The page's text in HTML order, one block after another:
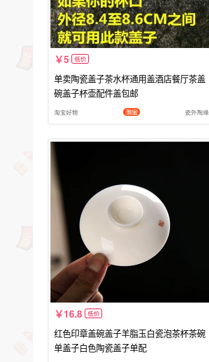
5 低价
单卖陶瓷盖子茶水杯通用盖酒店餐厅茶盖
碗盖子杯壶配件盖包邮
淘宝好物 瓷外陶缘
16.8 低价
红色印章盖碗盖子羊脂玉白瓷泡茶杯茶碗
单盖子白色陶瓷盖子单配